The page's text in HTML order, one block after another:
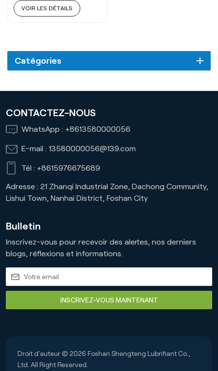
VOIR LES DÉTAILS
Catégories
CONTACTEZ-NOUS
WhatsApp : +8613580000056
E-mail : 13580000056@139.com
Tél : +8615976675689
Adresse : 21 Zhanqi Industrial Zone, Dachong Community,
Lishui Town, Nanhai District, Foshan City
Bulletin
Inscrivez-vous pour recevoir des alertes, nos derniers
blogs, réflexions et informations.
INSCRIVEZ-VOUS MAINTENANT
Droit d'auteur © 2026 Foshan Shengteng Lubrifiant Co.,
Ltd. All Right Reserved.